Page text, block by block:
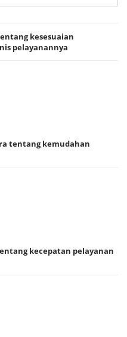
kesesuaian
pelayanannya
tentang kemudahan
kecepatan pelayanan